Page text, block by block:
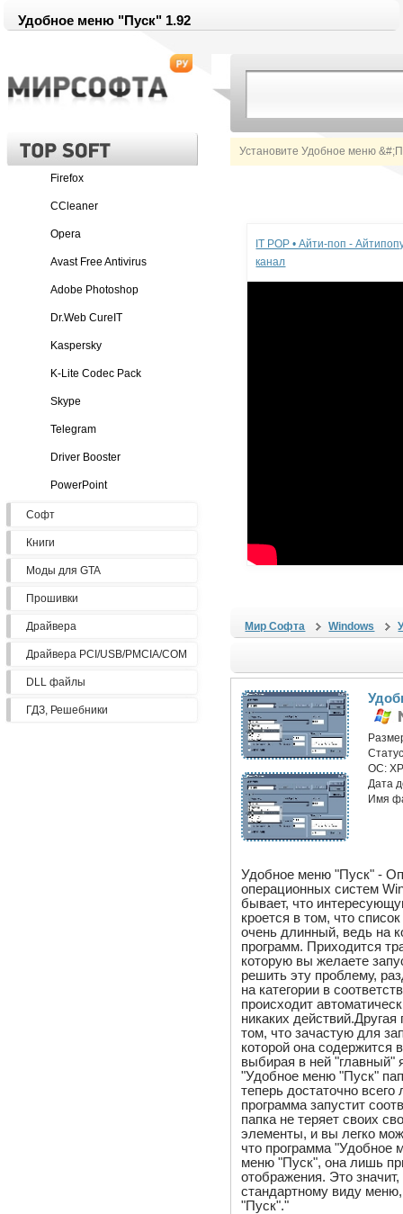
Удобное меню "Пуск" 1.92
Установите Удобное меню
Firefox
CCleaner
Opera
Avast Free Antivirus
Adobe Photoshop
Dr.Web CureIT
Kaspersky
K-Lite Codec Pack
Skype
Telegram
Driver Booster
PowerPoint
Софт
Книги
Моды для GTA
Прошивки
Драйвера
Драйвера PCI/USB/PMCIA/COM
DLL файлы
ГДЗ, Решебники
IT POP • Айти-поп -
канал
Мир Софта Windows
ОС:
Дата
Имя
Удобное меню "Пуск" -
операционных систем
бывает, что
кроется в том, что
очень длинный, ведь на
программ. Приходится
которую вы желаете
решить эту проблему,
на категории в
происходит
никаких
том, что зачастую для
которой она содержится
выбирая в ней "главный"
"Удобное меню "Пуск"
теперь достаточно
программа запустит
папка не теряет своих
элементы, и вы легко
что программа "Удобное
меню "Пуск", она лишь
отображения. Это
стандартному виду
"Пуск"."